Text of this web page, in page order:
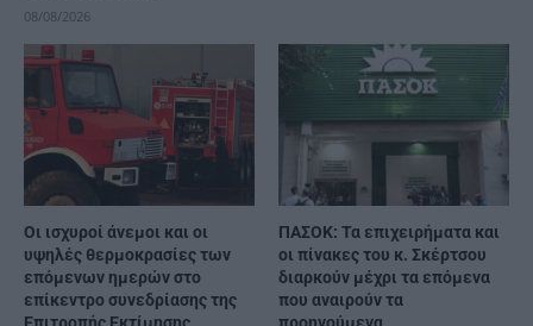
08/08/2026
Οι ισχυροί άνεμοι και οι
υψηλές θερμοκρασίες των
επόμενων ημερών στο
επίκεντρο συνεδρίασης της
ΠΑΣΟΚ: Τα επιχειρήματα και
οι πίνακες του κ. Σκέρτσου
διαρκούν μέχρι τα επόμενα
που αναιρούν τα